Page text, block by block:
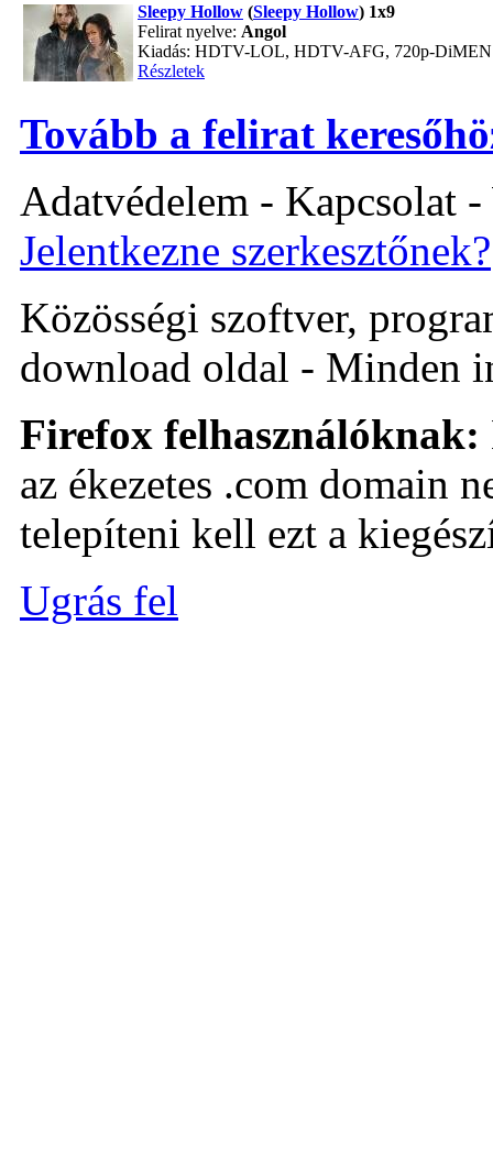
Sleepy Hollow (Sleepy Hollow) 1x9
Felirat nyelve: Angol
Kiadás: HDTV-LOL, HDTV-AFG, 720p-
Részletek
Tovább a felirat
Adatvédelem - Kapcsolat
Jelentkezne szerkesztőnek?
Közösségi szoftver,
download oldal - Minden
Firefox felhasználóknak:
az ékezetes .com domain
telepíteni kell ezt a
Ugrás fel